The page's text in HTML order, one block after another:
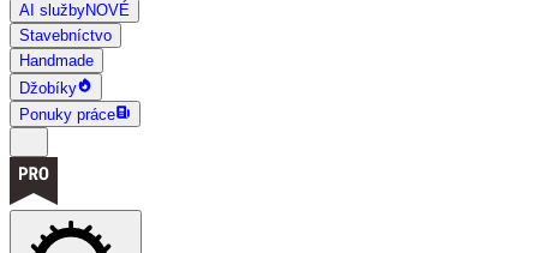
AI službyNOVÉ
Stavebníctvo
Handmade
Džobíky
Ponuky práce